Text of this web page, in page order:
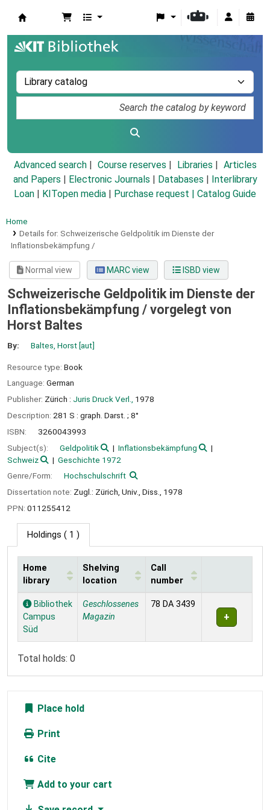
Advanced search Course reserves Libraries
Articles
and Papers
Electronic Journals Databases
Interlibrary
Loan
KITopen media Purchase request | Catalog Guide
Home
Details for: Schweizerische Geldpolitik im Dienste der
Inflationsbekämpfung /
Normal view MARC view ISBD view
Schweizerische Geldpolitik im Dienste der
Inflationsbekämpfung / vorgelegt von
Horst Baltes
By: Baltes, Horst[aut]
Resource type: Book
Language: German
Publisher: Zürich : Juris Druck Verl.,
1978
Description: 281 S : graph. Darst. ; 8°
ISBN:
3260043993
Subject(s):
Geldpolitik
Inflationsbekämpfung
Schweiz
Geschichte 1972
Genre/Form:
Hochschulschrift
Dissertation note: Zugl.: Zürich, Univ., Diss., 1978
PPN: 011255412
Holdings ( 1 )
Holdings
Home
library
Shelving
location
Call
number
Bibliothek
Campus
Süd
Geschlossenes
Magazin
78 DA 3439
Total holds: 0
Place hold
Print
Cite
Add to your cart